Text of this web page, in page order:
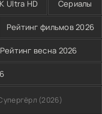
Ultra HD Сериалы
Рейтинг фильмов 2026
Рейтинг весна 2026
(2026)